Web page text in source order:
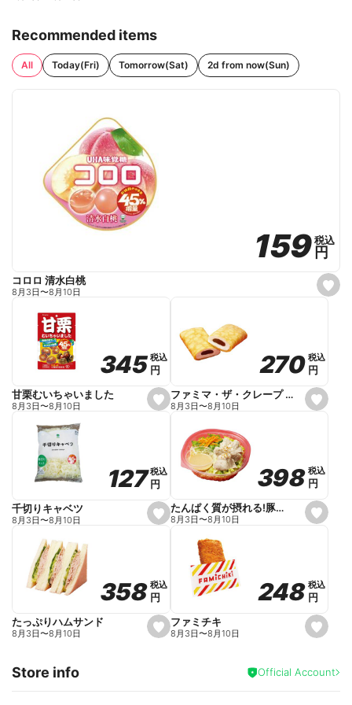
Recommended items
All Today(Fri) Tomorrow(Sat) 2d from now(Sun)
s
e
159
159税込
税込
円
円
コロロ 清水白桃
8月3日〜8月10日
s
e
o
r
i
e
345
345税込
税込
円
円
甘栗むいちゃいました
8月3日〜8月10日
s
e
o
r
i
e
270
270 税込
税込
円
円
ファミマ・ザ・クレープ 生チョコ
8月3日〜8月10日
s
e
o
r
i
e
127
127税込
税込
円
円
千切りキャベツ
8月3日〜8月10日
s
e
o
r
i
e
398
398 税込
税込
円
円
たんぱく質が摂れる!豚しゃぶのパスタサラダ
8月3日〜8月10日
s
e
358
358税込
税込
円
円
たっぷりハムサンド
8月3日〜8月10日
s
e
a
248
248 税込
税込
円
円
ファミチキ
8月3日〜8月10日
Store info Official Account